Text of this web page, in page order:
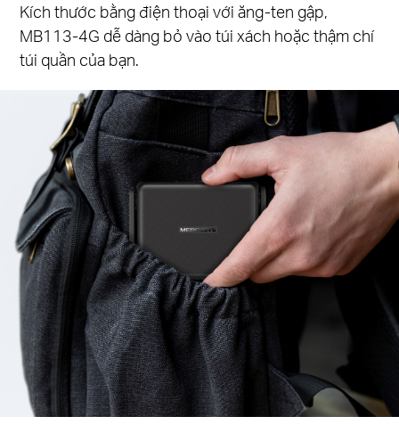
Kích thước bằng điện thoại với ăng-ten gập,
MB113-4G dễ dàng bỏ vào túi xách hoặc thậm chí
túi quần của bạn.